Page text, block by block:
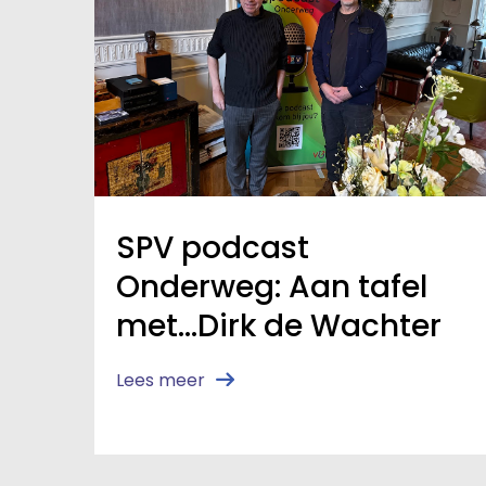
SPV podcast
Onderweg: Aan tafel
met…Dirk de Wachter
Lees meer